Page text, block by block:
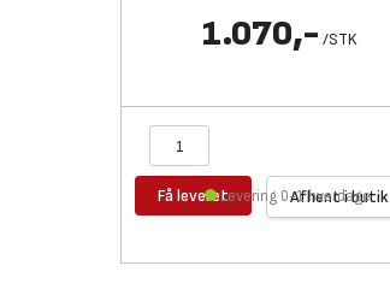
1.070,- /STK
Få leveret Afhent i butik
Levering 0-1 hverdage